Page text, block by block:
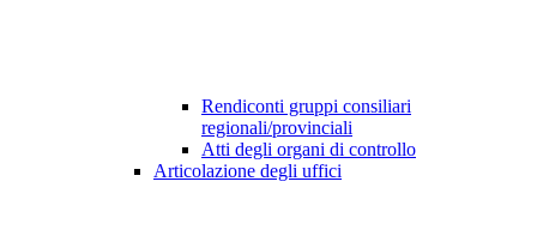
Rendiconti gruppi consiliari
regionali/provinciali
Atti degli organi di controllo
Articolazione degli uffici